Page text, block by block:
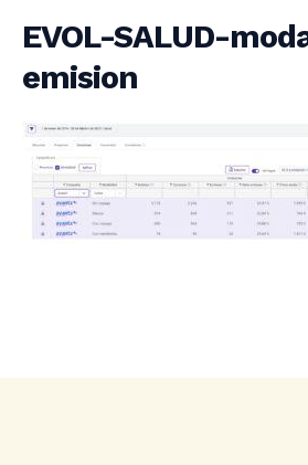
EVOL-SALUD-
emision